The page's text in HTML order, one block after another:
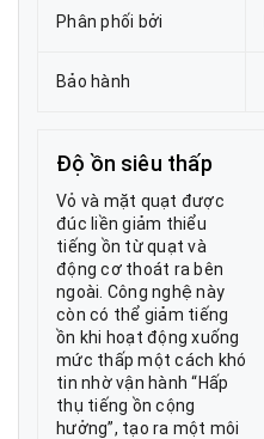
Phân phối bởi
Bảo hành
Độ ồn siêu thấp
Vỏ và mặt quạt được
đúc liền giảm thiểu
tiếng ồn từ quạt và
động cơ thoát ra bên
ngoài. Công nghệ này
còn có thể giảm tiếng
ồn khi hoạt động xuống
mức thấp một cách khó
tin nhờ vận hành “Hấp
thụ tiếng ồn cộng
hưởng”, tạo ra một môi